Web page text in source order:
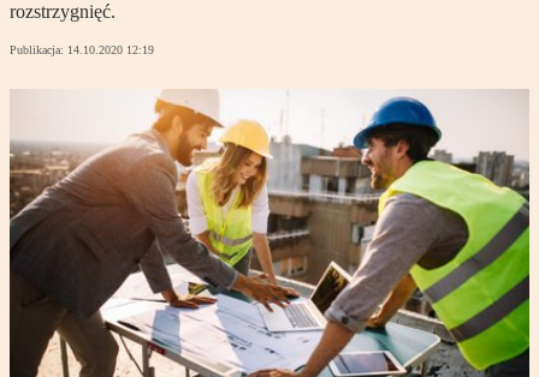
rozstrzygnięć.
Publikacja: 14.10.2020 12:19